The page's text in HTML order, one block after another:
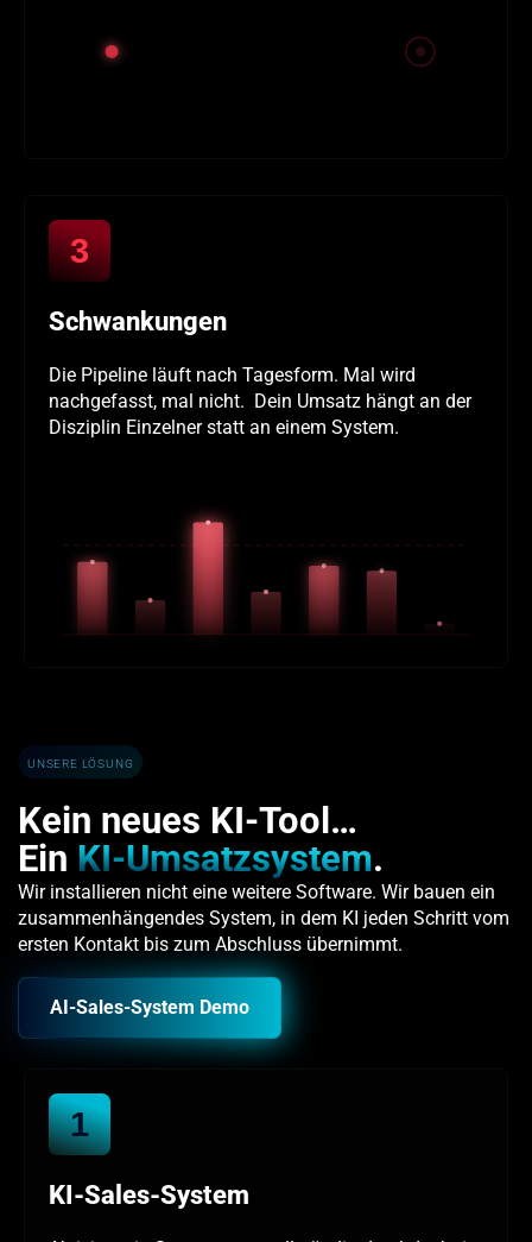
3
Schwankungen
Die Pipeline läuft nach Tagesform. Mal wird
nachgefasst, mal nicht. Dein Umsatz hängt an der
Disziplin Einzelner statt an einem System.
UNSERE LÖSUNG
Kein neues KI-Tool…
Ein KI-Umsatzsystem.
Wir installieren nicht eine weitere Software. Wir bauen ein
zusammenhängendes System, in dem KI jeden Schritt vom
ersten Kontakt bis zum Abschluss übernimmt.
AI-Sales-System Demo
1
KI-Sales-System